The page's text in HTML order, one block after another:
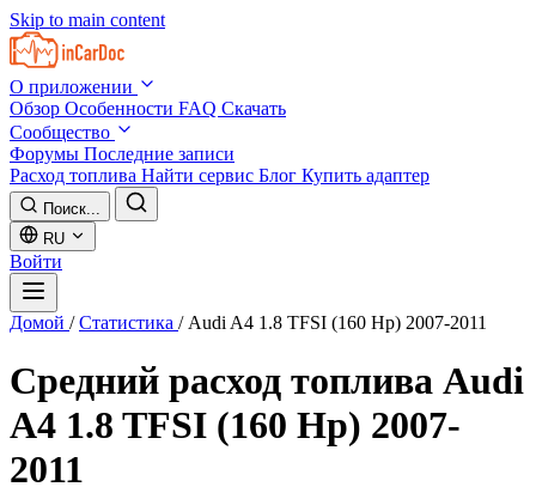
Skip to main content
О приложении
Обзор Особенности FAQ Скачать
Сообщество
Форумы Последние записи
Расход топлива Найти сервис Блог Купить адаптер
Поиск...
RU
Войти
Домой / Статистика / Audi A4 1.8 TFSI (160 Hp) 2007-2011
Средний расход топлива Audi
A4 1.8 TFSI (160 Hp) 2007-
2011